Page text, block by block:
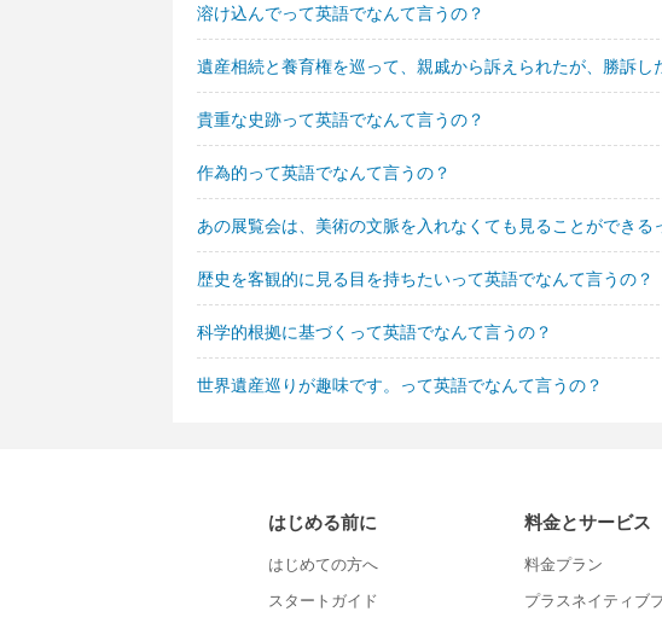
溶け込んでって英語でなんて言うの？
遺産相続と養育権を巡って、親戚から訴えられたが、勝訴し
貴重な史跡って英語でなんて言うの？
作為的って英語でなんて言うの？
あの展覧会は、美術の文脈を入れなくても見ることができる
歴史を客観的に見る目を持ちたいって英語でなんて言うの？
科学的根拠に基づくって英語でなんて言うの？
世界遺産巡りが趣味です。って英語でなんて言うの？
はじめる前に
はじめての方へ
スタートガイド
料金とサービス
料金プラン
プラスネイティブ